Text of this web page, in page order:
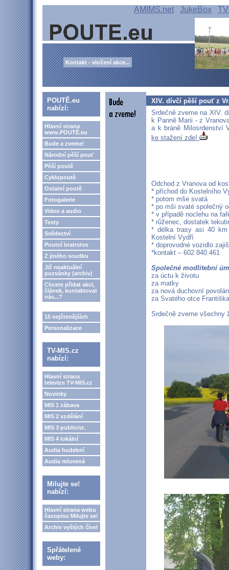
AMIMS.net JukeBox
Kontakt - vložení akce...
POUTĚ.eu
nabízí:
Hlavní strana
www.POUTĚ.eu
Bude a zveme!
Národní pěší pouť
Pěší poutě
Cyklopoutě
Ostatní poutě
Fotogalerie
Video a audio
Texty
Svědectví
Poutní bratrstvo
Z jiného soudku
Již neaktuální
pozvánky (archiv)
Chcete přidat akci,
článek, kontaktovat
nás...?
15 nejčtenějších
Personalizace
TV-MIS.cz
nabízí:
Hlavní strana
televize TV-MIS.cz
Novinky
MIS 1 zábava
MIS 2 vzdělání
MIS 3 publicist.
MIS 4 lokální
Audia hudební
Audia mluvená
Milujte se!
nabízí:
Hlavní strana webu
časopisu Milujte se!
Archiv vyšlých čísel
Spřátelené
weby:
XIV. dívčí pěší pouť z
Srdečně zveme na XIV.
k Panně Marii - z
a k bráně Milosrdenství
ke stažení zde!
Odchod z Vranova od
* příchod do Kostelního
* potom mše svatá
* po mši svaté společný
* v případě noclehu na
* růženec, dostatek
* délka trasy asi 40 km
Kostelní Vydří
* doprovodné vozidlo
*kontakt – 602 840 461
Společné modlitební
za úctu k životu
za matky
za nová duchovní
za Svatého otce Františka
Srdečně zveme